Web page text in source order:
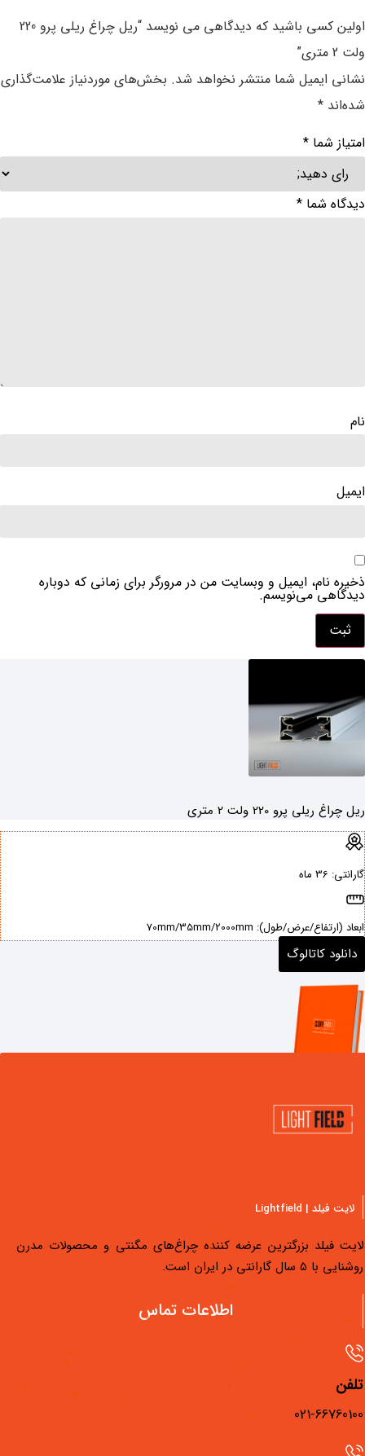
اولین کسی باشید که دیدگاهی می نویسد “ریل چراغ ریلی پرو 220
ولت 2 متری”
نشانی ایمیل شما منتشر نخواهد شد. بخش‌های موردنیاز علامت‌گذاری
شده‌اند *
امتیاز شما *
دیدگاه شما *
نام
ایمیل
ذخیره نام، ایمیل و وبسایت من در مرورگر برای زمانی که دوباره
دیدگاهی می‌نویسم.
ریل چراغ ریلی پرو 220 ولت 2 متری
گارانتی: ‌36 ماه
ابعاد (ارتفاع/عرض/طول): ‌70mm/35mm/2000mm
دانلود کاتالوگ
لایت فیلد | Lightfield
لایت فیلد بزرگترین عرضه کننده چراغ‌های مگنتی و محصولات مدرن
روشنایی با 5 سال گارانتی در ایران است.
اطلاعات تماس
تلفن
021-66760100فیلم‌های آموزشی